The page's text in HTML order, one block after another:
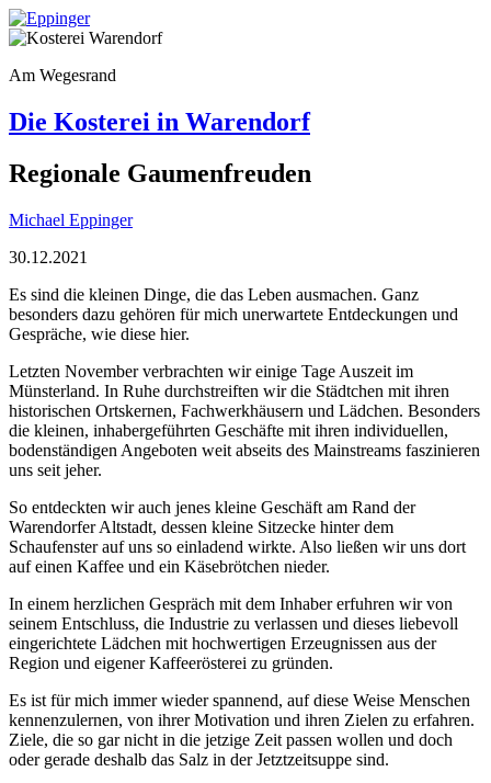
Am Wegesrand
Die Kosterei in Warendorf
Regionale Gaumenfreuden
Michael Eppinger
30.12.2021
Es sind die kleinen Dinge, die das Leben ausmachen. Ganz
besonders dazu gehören für mich unerwartete Entdeckungen und
Gespräche, wie diese hier.
Letzten November verbrachten wir einige Tage Auszeit im
Münsterland. In Ruhe durchstreiften wir die Städtchen mit ihren
historischen Ortskernen, Fachwerkhäusern und Lädchen. Besonders
die kleinen, inhabergeführten Geschäfte mit ihren individuellen,
bodenständigen Angeboten weit abseits des Mainstreams faszinieren
uns seit jeher.
So entdeckten wir auch jenes kleine Geschäft am Rand der
Warendorfer Altstadt, dessen kleine Sitzecke hinter dem
Schaufenster auf uns so einladend wirkte. Also ließen wir uns dort
auf einen Kaffee und ein Käsebrötchen nieder.
In einem herzlichen Gespräch mit dem Inhaber erfuhren wir von
seinem Entschluss, die Industrie zu verlassen und dieses liebevoll
eingerichtete Lädchen mit hochwertigen Erzeugnissen aus der
Region und eigener Kaffeerösterei zu gründen.
Es ist für mich immer wieder spannend, auf diese Weise Menschen
kennenzulernen, von ihrer Motivation und ihren Zielen zu erfahren.
Ziele, die so gar nicht in die jetzige Zeit passen wollen und doch
oder gerade deshalb das Salz in der Jetztzeitsuppe sind.